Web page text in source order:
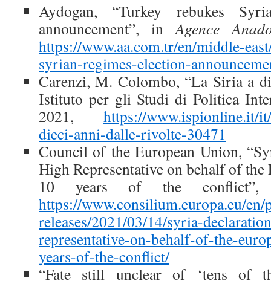
Aydogan, “Turkey rebukes
announcement”, inAgence
https://www.aa.com.tr/en/middle-
syrian-regimes-election-
Carenzi, M. Colombo, “La Siria a
Istituto per gli Studi di Politica
2021, https://www.ispionline.it/
dieci-anni-dalle-rivolte-30471
Council of the European Union,
High Representative on behalf of
10 years of the conflict”,
https://www.consilium.europa.eu/en/
releases/2021/03/14/syria-
representative-on-behalf-of-the-
years-of-the-conflict/
“Fate still unclear of ‘tens of